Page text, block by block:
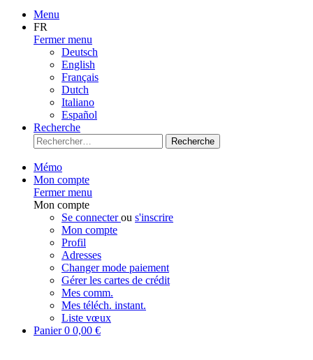
Menu
FR
Fermer menu
Deutsch
English
Français
Dutch
Italiano
Español
Recherche
Recherche
Mémo
Mon compte
Fermer menu
Mon compte
Se connecterou s'inscrire
Mon compte
Profil
Adresses
Changer mode paiement
Gérer les cartes de crédit
Mes comm.
Mes téléch. instant.
Liste vœux
Panier0 0,00 €